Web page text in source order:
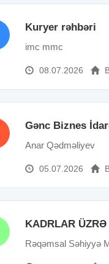
Kuryer rəhbəri
imc mmc
08.07.2026
Gənc Biznes
Anar Qədməliyev
05.07.2026
KADRLAR
Rəqəmsal Səhiyyə